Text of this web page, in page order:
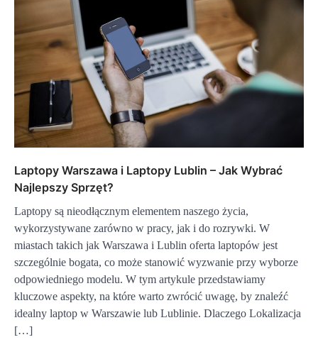
Laptopy Warszawa i Laptopy Lublin – Jak Wybrać
Najlepszy Sprzęt?
Laptopy są nieodłącznym elementem naszego życia,
wykorzystywane zarówno w pracy, jak i do rozrywki. W
miastach takich jak Warszawa i Lublin oferta laptopów jest
szczególnie bogata, co może stanowić wyzwanie przy wyborze
odpowiedniego modelu. W tym artykule przedstawiamy
kluczowe aspekty, na które warto zwrócić uwagę, by znaleźć
idealny laptop w Warszawie lub Lublinie. Dlaczego Lokalizacja
[…]